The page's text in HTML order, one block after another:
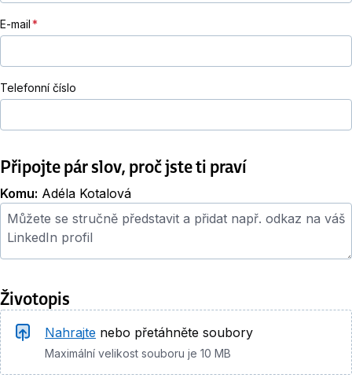
E-mail
Telefonní číslo
Připojte pár slov, proč jste ti praví
Komu: Adéla Kotalová
Průvodní dopis
Životopis
Životopis
Nahrajte nebo přetáhněte soubory
Maximální velikost souboru je 10 MB